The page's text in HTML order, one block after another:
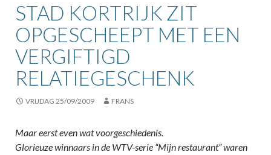
STAD KORTRIJK ZIT
OPGESCHEEPT MET EEN
VERGIFTIGD
RELATIEGESCHENK
VRIJDAG 25/09/2009 FRANS
Maar eerst even wat voorgeschiedenis.
Glorieuze winnaars in de WTV-serie “Mijn restaurant” waren